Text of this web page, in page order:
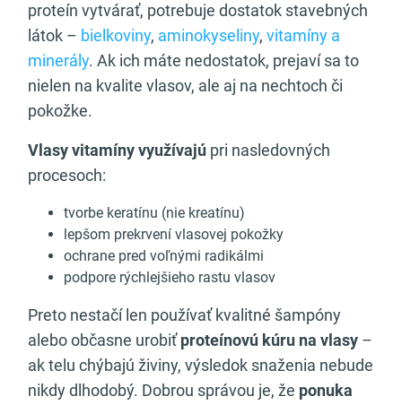
proteín vytvárať, potrebuje dostatok stavebných
látok – bielkoviny, aminokyseliny, vitamíny a
minerály. Ak ich máte nedostatok, prejaví sa to
nielen na kvalite vlasov, ale aj na nechtoch či
pokožke.
Vlasy vitamíny využívajú pri nasledovných
procesoch:
tvorbe keratínu (nie kreatínu)
lepšom prekrvení vlasovej pokožky
ochrane pred voľnými radikálmi
podpore rýchlejšieho rastu vlasov
Preto nestačí len používať kvalitné šampóny
alebo občasne urobiťproteínovú kúru na vlasy –
ak telu chýbajú živiny, výsledok snaženia nebude
nikdy dlhodobý. Dobrou správou je, že ponuka